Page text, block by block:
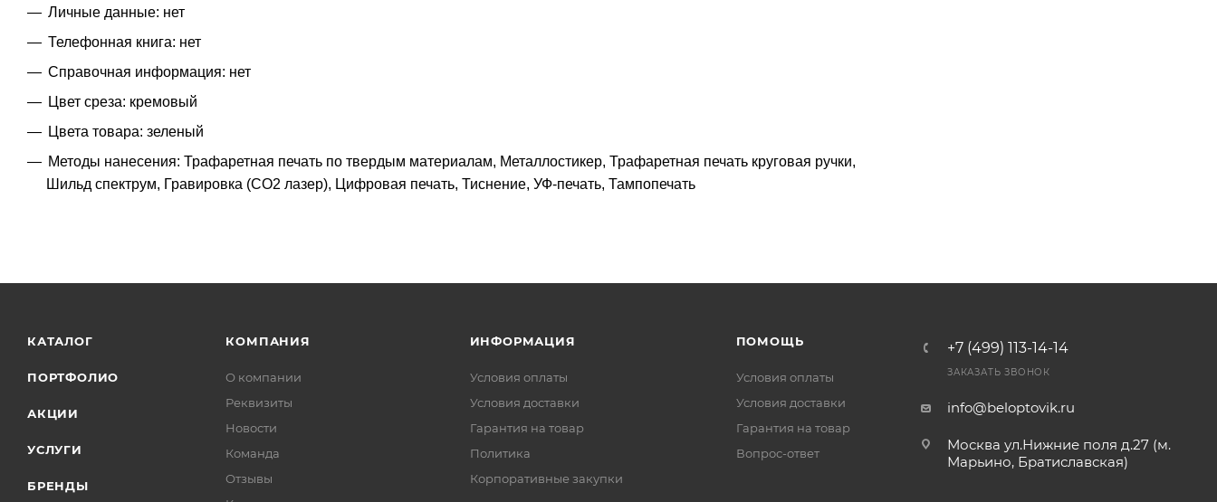
Личные данные: нет
Телефонная книга: нет
Справочная информация: нет
Цвет среза: кремовый
Цвета товара: зеленый
Методы нанесения: Трафаретная печать по твердым материалам, Металлостикер, Трафаретная печать круговая ручки,
Шильд спектрум, Гравировка (CO2 лазер), Цифровая печать, Тиснение, УФ-печать, Тампопечать
КАТАЛОГ
ПОРТФОЛИО
АКЦИИ
УСЛУГИ
БРЕНДЫ
КОМПАНИЯ
О компании
Реквизиты
Новости
Команда
Отзывы
ИНФОРМАЦИЯ
Условия оплаты
Условия доставки
Гарантия на товар
Политика
Корпоративные закупки
ПОМОЩЬ
Условия оплаты
Условия доставки
Гарантия на товар
Вопрос-ответ
+7 (499) 113-14-14
ЗАКАЗАТЬ ЗВОНОК
info@beloptovik.ru
Москва ул.Нижние поля д.27 (м.
Марьино, Братиславская)